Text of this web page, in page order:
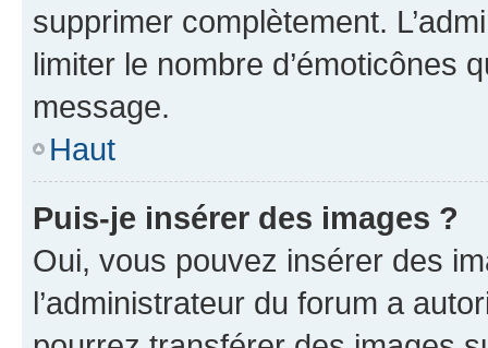
supprimer complètement.
limiter le nombre d’émoticônes
message.
Haut
Puis-je insérer des images ?
Oui, vous pouvez insérer des
l’administrateur du forum a